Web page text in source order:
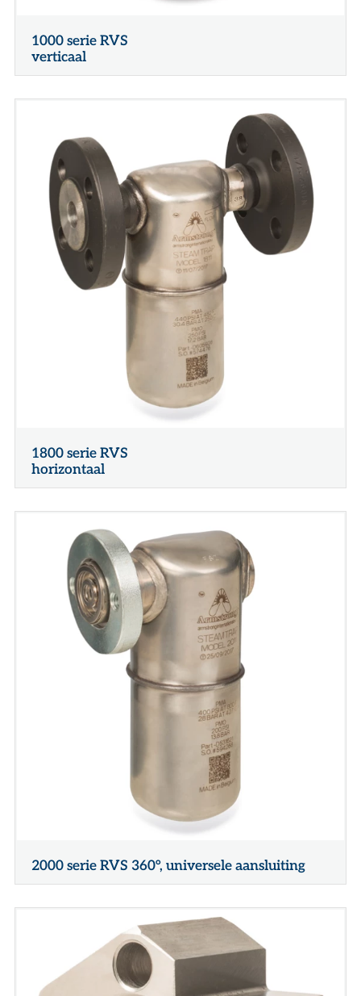
1000 serie RVS
verticaal
1800 serie RVS
horizontaal
2000 serie RVS 360°, universele aansluiting